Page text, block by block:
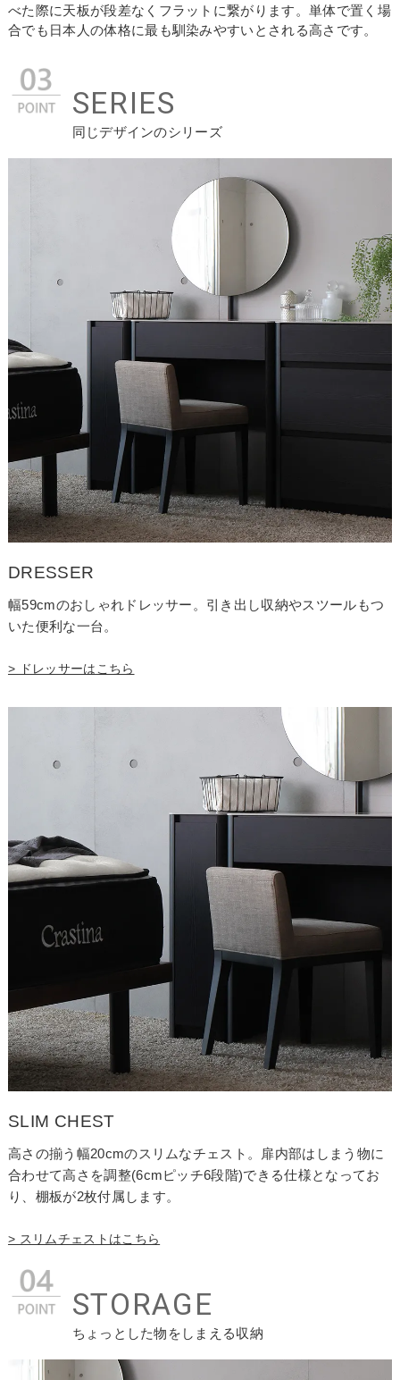
べた際に天板が段差なくフラットに繋がります。単体で置く場
合でも日本人の体格に最も馴染みやすいとされる高さです。
SERIES
同じデザインのシリーズ
DRESSER
幅59cmのおしゃれドレッサー。引き出し収納やスツールもつ
いた便利な一台。
> ドレッサーはこちら
SLIM CHEST
高さの揃う幅20cmのスリムなチェスト。扉内部はしまう物に
合わせて高さを調整(6cmピッチ6段階)できる仕様となってお
り、棚板が2枚付属します。
> スリムチェストはこちら
STORAGE
ちょっとした物をしまえる収納